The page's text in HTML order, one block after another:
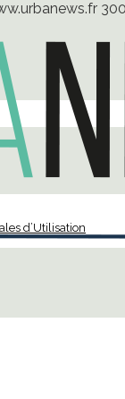
d’Utilisation